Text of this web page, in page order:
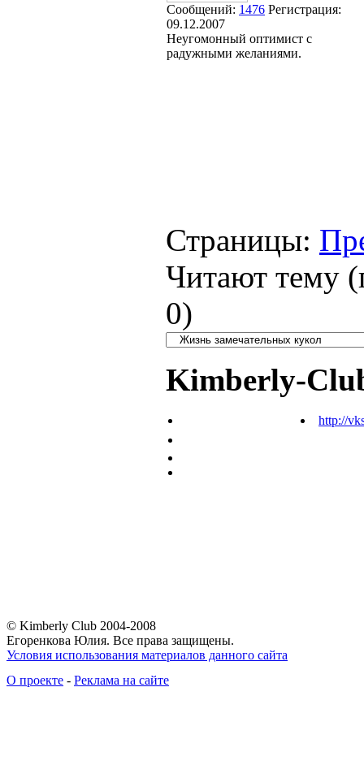
Сообщений: 1476 Регистрация:
09.12.2007
Неугомонный оптимист с
радужными желаниями.
Страницы:
Читают тему
0)
Kimberly-
http://
© Kimberly Club 2004-2008
Егоренкова Юлия. Все права защищены.
Условия использования материалов данного сайта
О проекте - Реклама на сайте